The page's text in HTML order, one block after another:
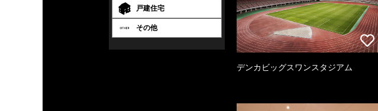
戸建住宅
その他
デンカビッグスワンスタジアム